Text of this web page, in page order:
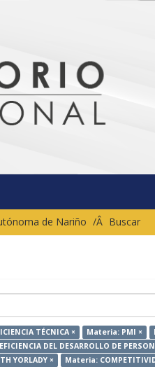
de Nariño Buscar
TÉCNICA × Materia: PMI ×
DEL DESARROLLO DE
YORLADY ×
Materia: